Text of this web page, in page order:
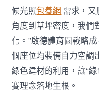
候光照包養網 需求，又
角度到草坪密度，我們
化。”啟德體育園戰略
個座位均裝備自力空調
綠色建材的利用，讓“
賽理念落地生根。